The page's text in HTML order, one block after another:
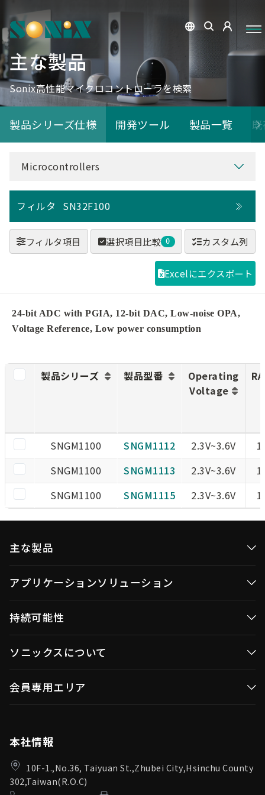
主な製品
Sonix高性能マイクロコントローラを検索
製品シリーズ仕様 開発ツール 製品一覧
Microcontrollers
フィルタ SN32F100
フィルタ項目 選択項目比較 0 カスタム列
Excelにエクスポート
24-bit ADC with PGIA, 12-bit DAC, Low-noise OPA,
Voltage Reference, Low power consumption
製品シリーズ 製品型番
Operating
Voltage
SNGM1100 SNGM1112 2.3V~3.6V
SNGM1100
SNGM1113 2.3V~3.6V
SNGM1100
SNGM1115 2.3V~3.6V
主な製品
画像処理コントローラー
ワイヤレス映像伝送
OID製品(Optical ID)
アプリケーションソリューション
映像／画像コントローラ
ワイヤレス映像伝送
OID製品
持続可能性
投資家向けIR情報
投資家向けIR情報
ソニックスについて
会員専用エリア
本社情報
10F-1.,No.36, Taiyuan St.,Zhubei City,Hsinchu County
302,Taiwan(R.O.C)